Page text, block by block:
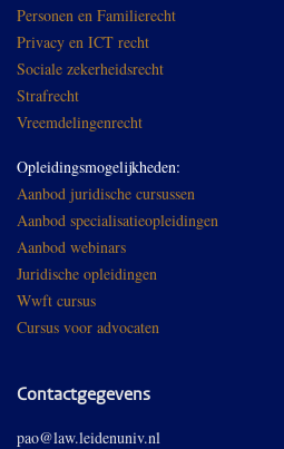
Personen en Familierecht
Privacy en ICT recht
Sociale zekerheidsrecht
Strafrecht
Vreemdelingenrecht
Opleidingsmogelijkheden:
Aanbod juridische cursussen
Aanbod specialisatieopleidingen
Aanbod webinars
Juridische opleidingen
Wwft cursus
Cursus voor advocaten
Contactgegevens
pao@law.leidenuniv.nl